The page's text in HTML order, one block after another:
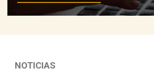
NOTICIAS